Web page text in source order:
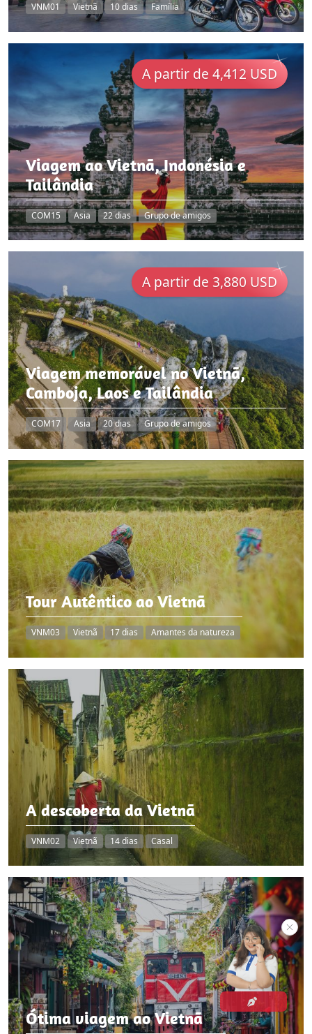
VNM01 Vietnã 10 dias Família
A partir de 4,412 USD
Viagem ao Vietnã, Indonésia e
Tailândia
COM15 Asia 22 dias Grupo de amigos
A partir de 3,880 USD
Viagem memorável no Vietnã,
Camboja, Laos e Tailândia
COM17 Asia 20 dias Grupo de amigos
Tour Autêntico ao Vietnã
VNM03 Vietnã 17 dias Amantes da natureza
A descoberta da Vietnã
VNM02 Vietnã 14 dias Casal
Ótima viagem ao Vietnã